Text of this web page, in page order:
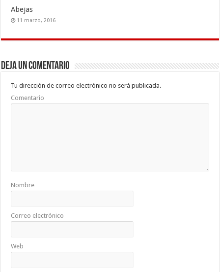
Abejas
11 marzo, 2016
Deja un comentario
Tu dirección de correo electrónico no será publicada.
Comentario
Nombre
Correo electrónico
Web